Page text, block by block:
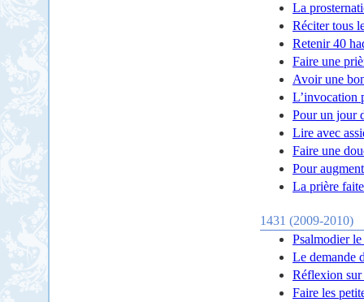
La
Réciter tous
Retenir 40
Faire une
Avoir une
L’invocation
Pour un jour
Lire avec
Faire une
Pour
La prière
1431 (2009-2010)
Psalmodier
Le demande
Réflexion
Faire les